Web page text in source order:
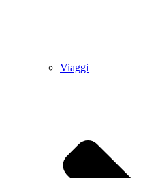
Viaggi